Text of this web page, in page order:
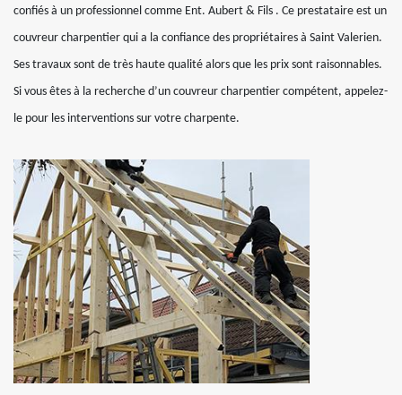
confiés à un professionnel comme Ent. Aubert & Fils . Ce prestataire est un
couvreur charpentier qui a la confiance des propriétaires à Saint Valerien.
Ses travaux sont de très haute qualité alors que les prix sont raisonnables.
Si vous êtes à la recherche d’un couvreur charpentier compétent, appelez-
le pour les interventions sur votre charpente.